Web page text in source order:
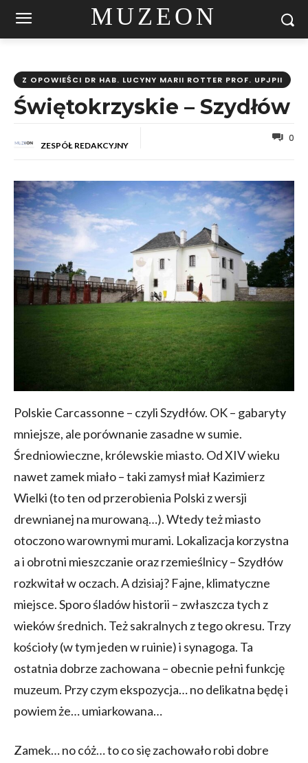
MUZEON
Z OPOWIEŚCI DR HAB. LUCYNY MARII ROTTER PROF. UPJPII
Świętokrzyskie – Szydłów
ZESPÓŁ REDAKCYJNY
0
Polskie Carcassonne – czyli Szydłów. OK – gabaryty
mniejsze, ale porównanie zasadne w sumie.
Średniowieczne, królewskie miasto. Od XIV wieku
nawet zamek miało – taki zamysł miał Kazimierz
Wielki (to ten od przerobienia Polski z wersji
drewnianej na murowaną…). Wtedy też miasto
otoczono warownymi murami. Lokalizacja korzystna
a i obrotni mieszczanie oraz rzemieślnicy – Szydłów
rozkwitał w oczach. A dzisiaj? Fajne, klimatyczne
miejsce. Sporo śladów historii – zwłaszcza tych z
wieków średnich. Też sakralnych z tego okresu. Trzy
kościoły (w tym jeden w ruinie) i synagoga. Ta
ostatnia dobrze zachowana – obecnie pełni funkcję
muzeum. Przy czym ekspozycja… no delikatna będę i
powiem że… umiarkowana…
Zamek… no cóż… to co się zachowało robi dobre